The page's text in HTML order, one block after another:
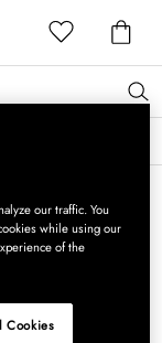
our traffic. You
while using our
of the
Cookies